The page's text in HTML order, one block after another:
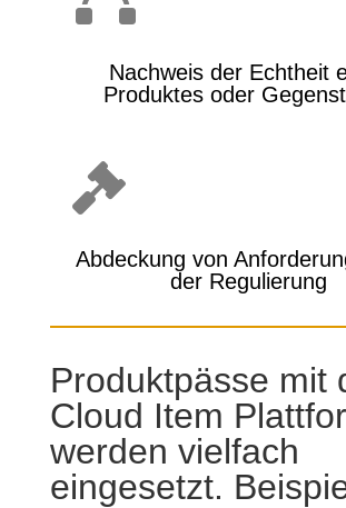
Nachweis der Echtheit
Produktes oder

Abdeckung von
der Regulierung
Produktpässe mit
Cloud Item
werden vielfach
eingesetzt.